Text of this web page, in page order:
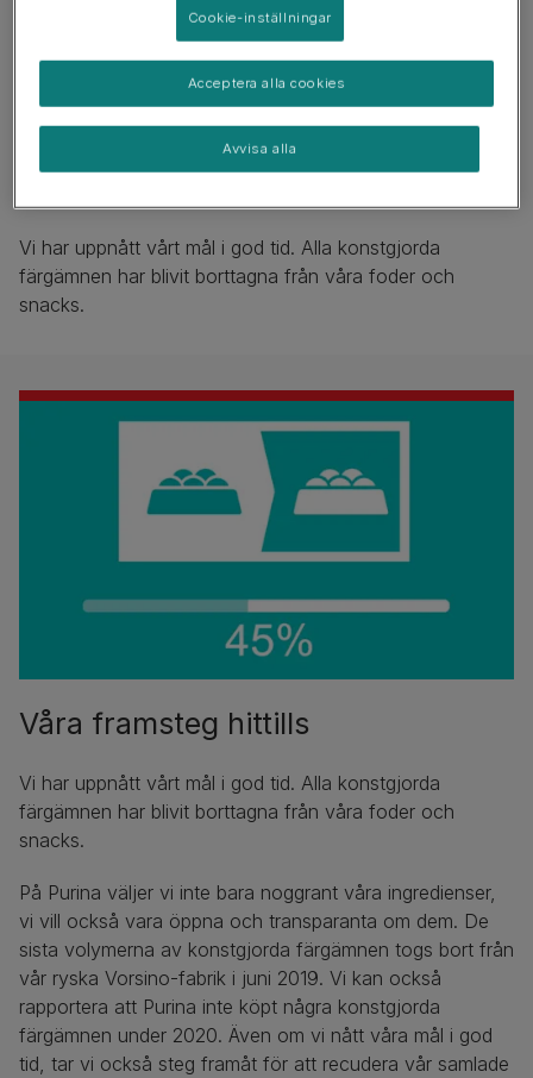
Vi har uppnått vårt mål i god tid. Alla konstgjorda
färgämnen har blivit borttagna från våra foder och
snacks.
Våra framsteg hittills
Vi har uppnått vårt mål i god tid. Alla konstgjorda
färgämnen har blivit borttagna från våra foder och
snacks.
På Purina väljer vi inte bara noggrant våra ingredienser,
vi vill också vara öppna och transparanta om dem. De
sista volymerna av konstgjorda färgämnen togs bort från
vår ryska Vorsino-fabrik i juni 2019. Vi kan också
rapportera att Purina inte köpt några konstgjorda
färgämnen under 2020. Även om vi nått våra mål i god
tid, tar vi också steg framåt för att recudera vår samlade
Cookie-inställningar
Avvisa alla
Acceptera alla cookies